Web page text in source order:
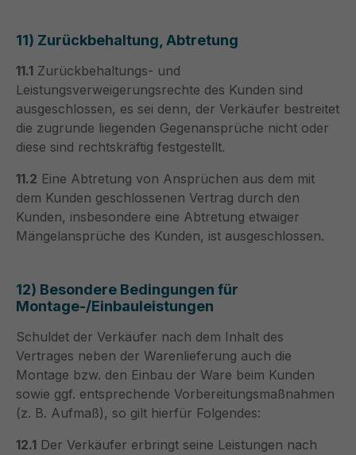
11) Zurückbehaltung, Abtretung
11.1 Zurückbehaltungs- und
Leistungsverweigerungsrechte des Kunden sind
ausgeschlossen, es sei denn, der Verkäufer bestreitet
die zugrunde liegenden Gegenansprüche nicht oder
diese sind rechtskräftig festgestellt.
11.2 Eine Abtretung von Ansprüchen aus dem mit
dem Kunden geschlossenen Vertrag durch den
Kunden, insbesondere eine Abtretung etwaiger
Mängelansprüche des Kunden, ist ausgeschlossen.
12) Besondere Bedingungen für
Montage-/Einbauleistungen
Schuldet der Verkäufer nach dem Inhalt des
Vertrages neben der Warenlieferung auch die
Montage bzw. den Einbau der Ware beim Kunden
sowie ggf. entsprechende Vorbereitungsmaßnahmen
(z. B. Aufmaß), so gilt hierfür Folgendes:
12.1 Der Verkäufer erbringt seine Leistungen nach